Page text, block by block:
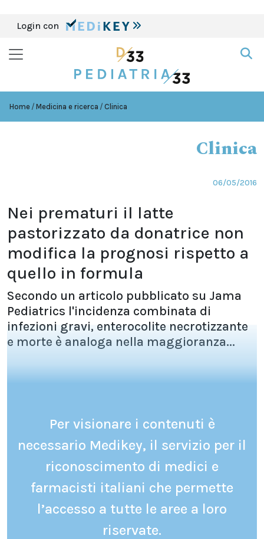
Login con
Home Medicina e ricerca Clinica
Clinica
06/05/2016
Nei prematuri il latte
pastorizzato da donatrice non
modifica la prognosi rispetto a
quello in formula
Secondo un articolo pubblicato su Jama
Pediatrics l'incidenza combinata di
infezioni gravi, enterocolite necrotizzante
e morte è analoga nella maggioranza...
Per visionare i contenuti è
necessario Medikey, il servizio per il
riconoscimento di medici e
farmacisti italiani che permette
l’accesso a tutte le aree a loro
riservate.